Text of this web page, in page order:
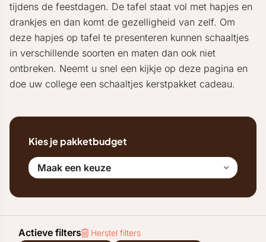
tijdens de feestdagen. De tafel staat vol met hapjes en
drankjes en dan komt de gezelligheid van zelf. Om
deze hapjes op tafel te presenteren kunnen schaaltjes
in verschillende soorten en maten dan ook niet
ontbreken. Neemt u snel een kijkje op deze pagina en
doe uw college een schaaltjes kerstpakket cadeau.
Kies je pakketbudget
Maak een keuze
Actieve filters
Herstel filters